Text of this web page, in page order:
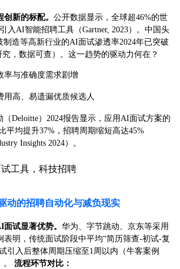
新的标配。 公开数据显示，全球超46%的世
入AI智能招聘工具（Gartner, 2023）。中国头
造等高新行业的AI面试渗透率2024年已突破
，数据可查）。这一趋势的驱动力何在？
率与准确度需求剧增
用高、易遗漏优质候选人
Deloitte）2024报告显示，应用AI面试方案的
平均提升37%，招聘周期缩短高达45%
Insights 2024）。
动的招聘自动化与减负现实
试显著优势。 华为、字节跳动、京东等采用
明，传统面试阶段中平均“简历筛查-初试-复
引入后整体周期压缩至1周以内（牛客案例
。 流程环节对比：